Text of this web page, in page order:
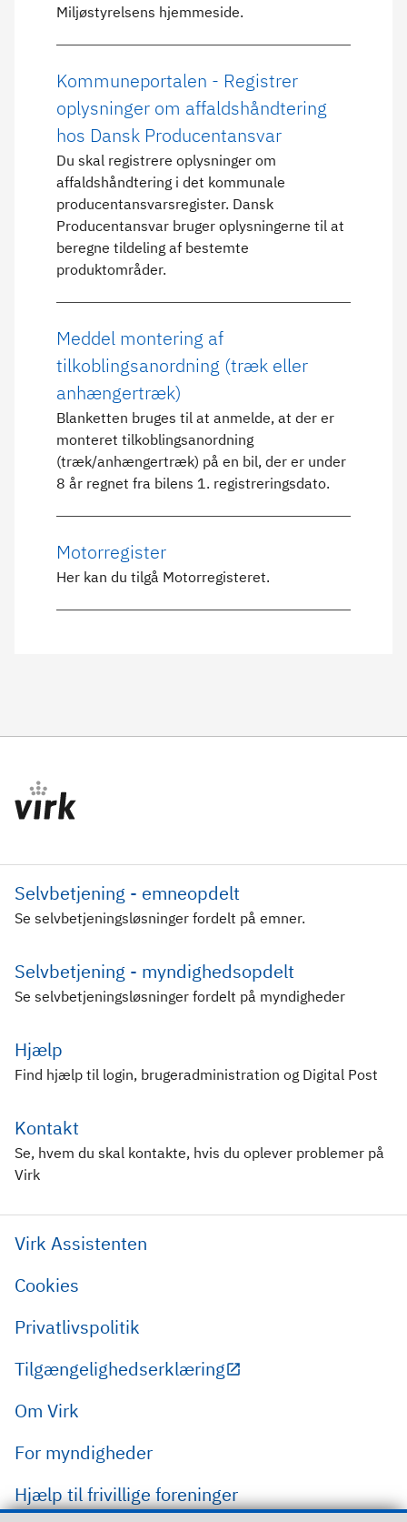
Miljøstyrelsens hjemmeside.
Kommuneportalen - Registrer
oplysninger om affaldshåndtering
hos Dansk Producentansvar
Du skal registrere oplysninger om
affaldshåndtering i det kommunale
producentansvarsregister. Dansk
Producentansvar bruger oplysningerne til at
beregne tildeling af bestemte
produktområder.
Meddel montering af
tilkoblingsanordning (træk eller
anhængertræk)
Blanketten bruges til at anmelde, at der er
monteret tilkoblingsanordning
(træk/anhængertræk) på en bil, der er under
8 år regnet fra bilens 1. registreringsdato.
Motorregister
Her kan du tilgå Motorregisteret.
Selvbetjening - emneopdelt
Se selvbetjeningsløsninger fordelt på emner.
Selvbetjening - myndighedsopdelt
Se selvbetjeningsløsninger fordelt på myndigheder
Hjælp
Find hjælp til login, brugeradministration og Digital Post
Kontakt
Se, hvem du skal kontakte, hvis du oplever problemer på
Virk
Virk Assistenten
Cookies
Privatlivspolitik
Tilgængelighedserklæring
Om Virk
For myndigheder
Hjælp til frivillige foreninger